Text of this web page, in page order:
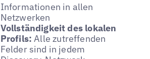
Informationen in allen
Netzwerken
Vollständigkeit des lokalen
Profils: Alle zutreffenden
Felder sind in jedem